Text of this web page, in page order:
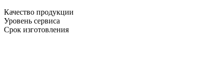
Качество продукции
Уровень сервиса
Срок изготовления